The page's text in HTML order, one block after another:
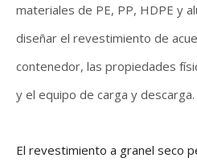
materiales de PE, PP, HDPE y
diseñar el revestimiento de
contenedor, las propiedades
y el equipo de carga y descarga.
El revestimiento a granel seco